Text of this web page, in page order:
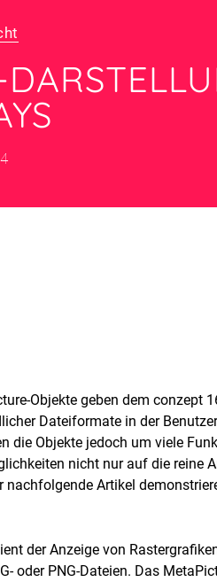
Objekte geben dem conzept
Dateiformate in der
die Objekte jedoch um viele
nicht nur auf die reine
nachfolgende Artikel
der Anzeige von
oder PNG-Dateien. Das